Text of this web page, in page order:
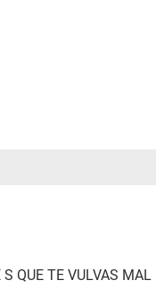
QUE TE VULVAS MAL